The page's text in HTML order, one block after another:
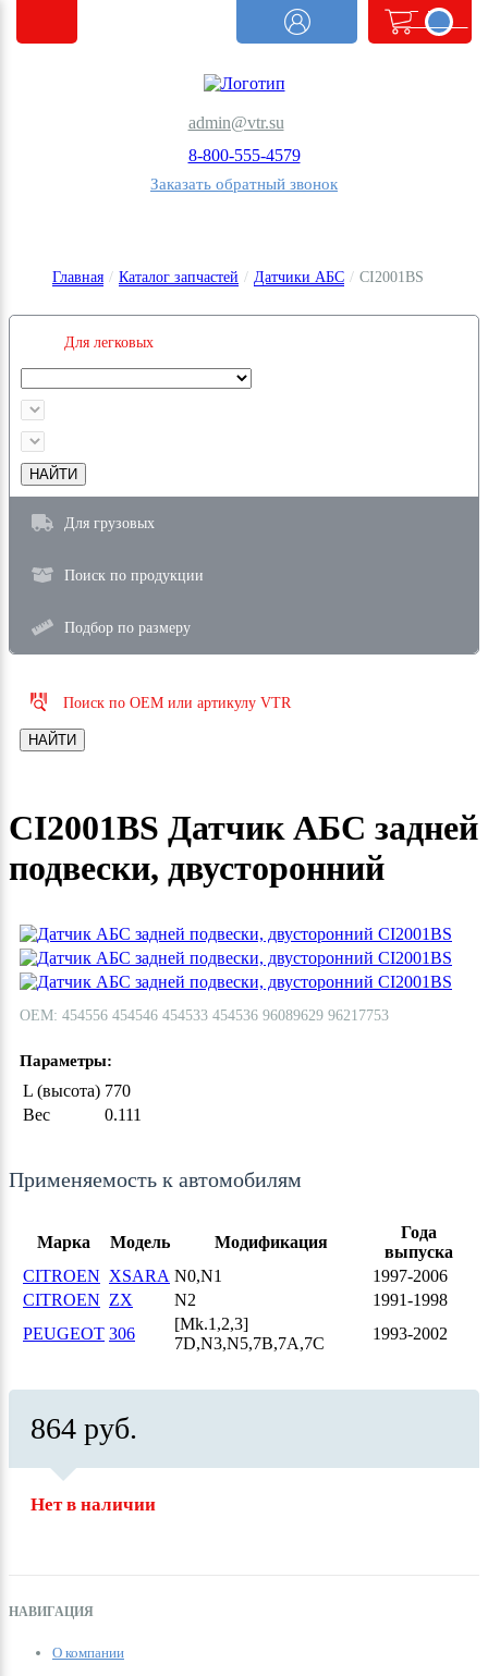
admin@vtr.su
8-800-555-4579
Заказать обратный звонок
order.count
|| 0 @>
Главная / Каталог запчастей / Датчики АБС / CI2001BS
Для легковых
НАЙТИ
Для грузовых
Поиск по продукции
Подбор по размеру
Поиск по OEM или артикулу VTR
НАЙТИ
CI2001BS Датчик АБС задней
подвески, двусторонний
ОЕМ: 454556 454546 454533 454536 96089629 96217753
Параметры:
L (высота) 770
Вес
0.111
Применяемость к автомобилям
Марка Модель Модификация
Года
выпуска
CITROEN XSARA N0,N1
1997-2006
CITROEN ZX N2
1991-1998
PEUGEOT 306
[Mk.1,2,3]
7D,N3,N5,7B,7A,7C
1993-2002
864 руб.
Нет в наличии
НАВИГАЦИЯ
О компании